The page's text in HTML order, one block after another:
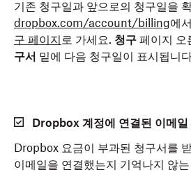
기존 청구일과 앞으로의 청구일을
dropbox.com/account/billing에서
구 페이지로 가세요. 청구 페이지 오
구서 밑에 다음 청구일이 표시됩니
Dropbox 계정에 연결된 이메일
Dropbox 요금이 부과된 청구서를
이메일을 연결했는지 기억나지 않